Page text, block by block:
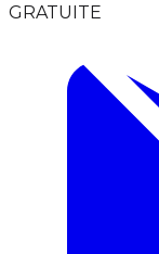
GRATUITE